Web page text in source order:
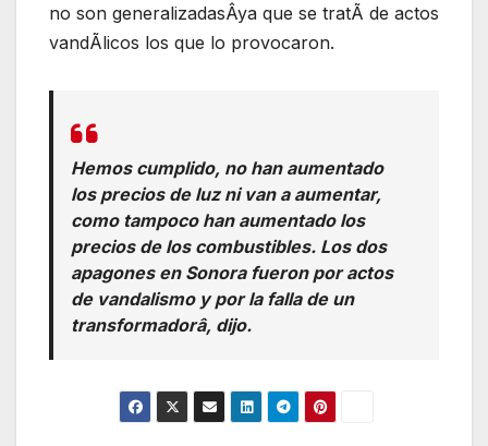
no son generalizadasÂya que se tratÃ de actos
vandÃlicos los que lo provocaron.
Hemos cumplido, no han aumentado
los precios de luz ni van a aumentar,
como tampoco han aumentado los
precios de los combustibles. Los dos
apagones en Sonora fueron por actos
de vandalismo y por la falla de un
transformadorâ, dijo.